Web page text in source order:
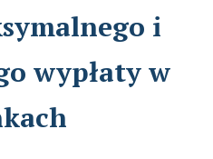
i
wypłaty w